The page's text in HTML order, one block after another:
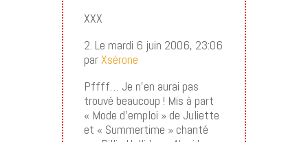
XXX
2. Le mardi 6 juin 2006, 23:06
parXsérone
Pffff… Je n’en aurai pas
trouvé beaucoup ! Mis à part
« Mode d’emploi » de Juliette
et « Summertime » chanté